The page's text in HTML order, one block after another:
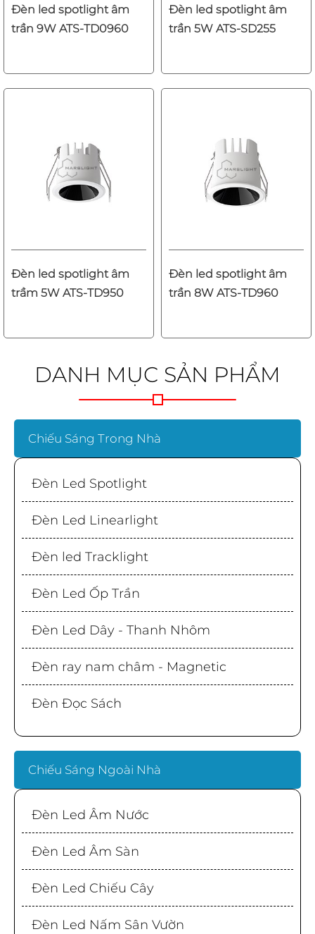
Đèn led spotlight âm
trần 9W ATS-TD0960
Đèn led spotlight âm
trần 5W ATS-SD255
Đèn led spotlight âm
trầm 5W ATS-TD950
Đèn led spotlight âm
trần 8W ATS-TD960
DANH MỤC SẢN PHẨM
Chiếu Sáng Trong Nhà
Đèn Led Spotlight
Đèn Led Linearlight
Đèn led Tracklight
Đèn Led Ốp Trần
Đèn Led Dây - Thanh Nhôm
Đèn ray nam châm - Magnetic
Đèn Đọc Sách
Chiếu Sáng Ngoài Nhà
Đèn Led Âm Nước
Đèn Led Âm Sàn
Đèn Led Chiếu Cây
Đèn Led Nấm Sân Vườn